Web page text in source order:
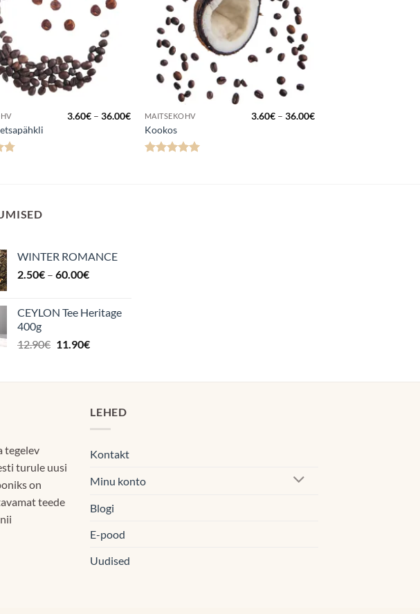
3.60€ – 36.00€Hinnavahemik:
3.60€
kuni
36.00€
MAITSEKOHV
Kookos
3.60€ – 36.00€Hinnavahemik:
WINTER ROMANCE
2.50€ – 60.00€Hinnavahemik:
60.00€
CEYLON Tee Heritage
400g
12.90€ Algne
11.90€Praegune
tegelev
turule uusi
on
teede
LEHED
Kontakt
Minu konto
Blogi
E-pood
Uudised